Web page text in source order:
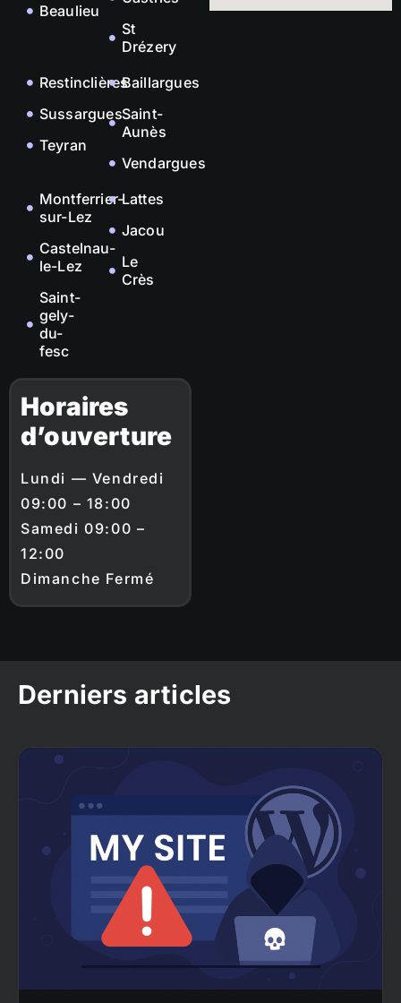
Beaulieu
St
Drézery
Restinclières
Sussargues
Teyran
Baillargues
Saint-
Aunès
Vendargues
Montferrier-
sur-Lez
Castelnau-
le-Lez
Saint-
gely-
du-
fesc
Lattes
Jacou
Le
Crès
Horaires
d’ouverture
Lundi — Vendredi
09:00 – 18:00
Samedi 09:00 –
12:00
Dimanche Fermé
Derniers articles